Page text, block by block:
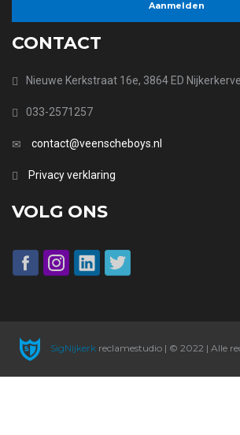
CONTACT
Nieuwe Kerkstraat 16e, 3864 ED
033-2571257
contact@veenscheboys.nl
Privacy verklaring
VOLG ONS
SigNijkerkreclamestudio | © 2022 | Alle